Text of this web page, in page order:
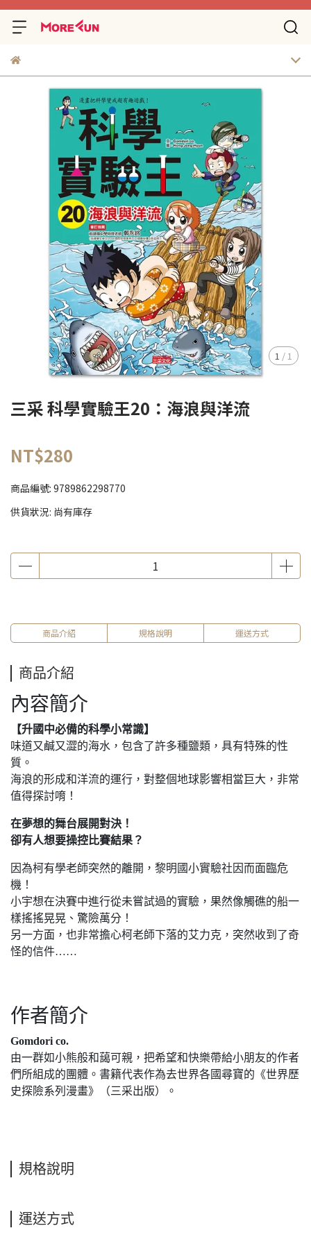
1 /1
三采 科學實驗王20：海浪與洋流
NT$280
商品編號: 9789862298770
供貨狀況: 尚有庫存
商品介紹 規格說明 運送方式
商品介紹
內容簡介
【升國中必備的科學小常識】
味道又鹹又澀的海水，包含了許多種鹽類，具有特殊的性
質。
海浪的形成和洋流的運行，對整個地球影響相當巨大，非常
值得探討唷！
在夢想的舞台展開對決！
卻有人想要操控比賽結果？
因為柯有學老師突然的離開，黎明國小實驗社因而面臨危
機！
小宇想在決賽中進行從未嘗試過的實驗，果然像觸礁的船一
樣搖搖晃晃、驚險萬分！
另一方面，也非常擔心柯老師下落的艾力克，突然收到了奇
怪的信件……
作者簡介
Gomdori co.
由一群如小熊般和藹可親，把希望和快樂帶給小朋友的作者
們所組成的團體。書籍代表作為去世界各國尋寶的《世界歷
史探險系列漫畫》（三采出版）。
規格說明
運送方式